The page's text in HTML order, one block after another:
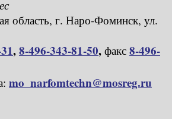
область, г. Наро-Фоминск, ул.
,8-496-343-81-50, факс 8-496-
mo_narfomtechn@mosreg.ru